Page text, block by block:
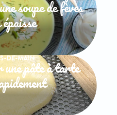
soupe de fèves
DE-MAIN
une pâte à tarte